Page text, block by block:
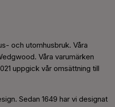
och utomhusbruk. Våra
Våra varumärken
uppgick vår omsättning till
Sedan 1649 har vi designat